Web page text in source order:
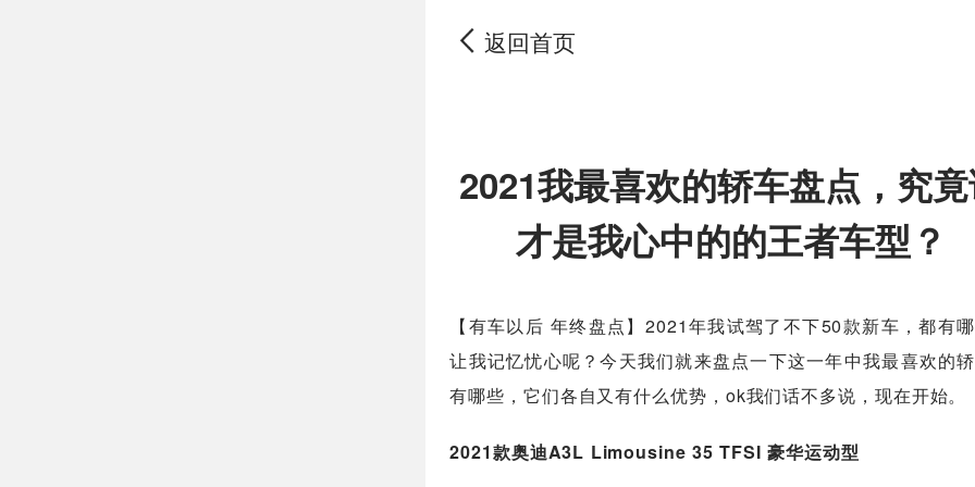
返回首页
2021我最喜欢的轿车盘点，究
才是我心中的的王者车型？
【有车以后 年终盘点】2021年我试驾了不下50款新车，都有
让我记忆忧心呢？今天我们就来盘点一下这一年中我最喜欢的
有哪些，它们各自又有什么优势，ok我们话不多说，现在开始。
2021款奥迪A3L Limousine 35 TFSI 豪华运动型